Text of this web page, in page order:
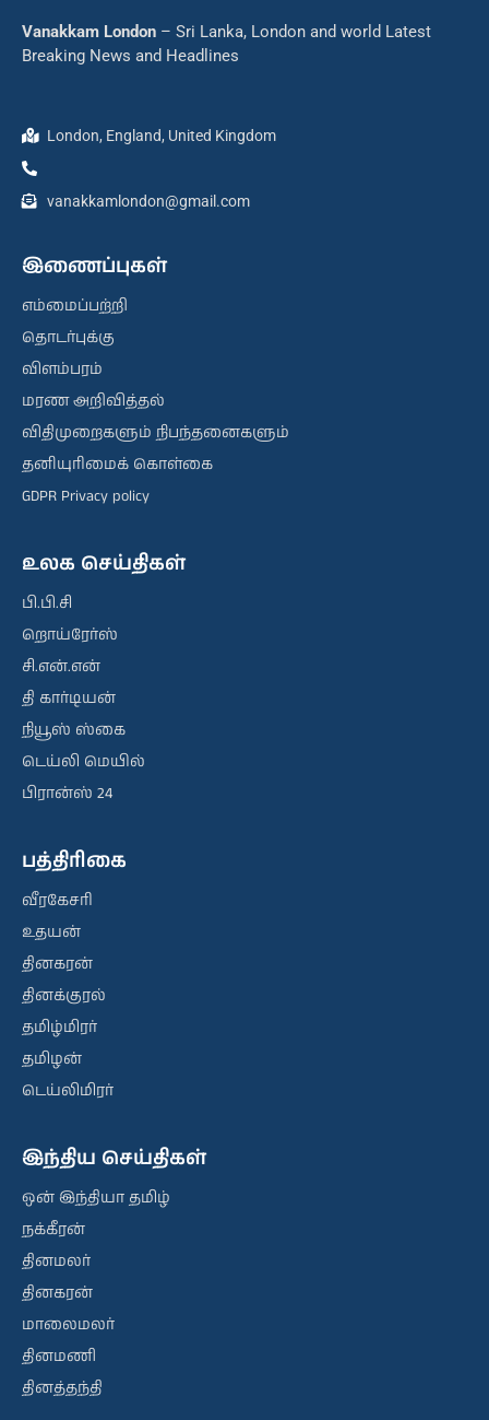
Vanakkam London – Sri Lanka, London and world Latest
Breaking News and Headlines
London, England, United Kingdom
vanakkamlondon@gmail.com
இணைப்புகள்
எம்மைப்பற்றி
தொடர்புக்கு
விளம்பரம்
மரண அறிவித்தல்
விதிமுறைகளும் நிபந்தனைகளும்
தனியுரிமைக் கொள்கை
GDPR Privacy policy
உலக செய்திகள்
பி.பி.சி
றொய்ரேர்ஸ்
சி.என்.என்
தி கார்டியன்
நியூஸ் ஸ்கை
டெய்லி மெயில்
பிரான்ஸ் 24
பத்திரிகை
வீரகேசரி
உதயன்
தினகரன்
தினக்குரல்
தமிழ்மிரர்
தமிழன்
டெய்லிமிரர்
இந்திய செய்திகள்
ஒன் இந்தியா தமிழ்
நக்கீரன்
தினமலர்
தினகரன்
மாலைமலர்
தினமணி
தினத்தந்தி